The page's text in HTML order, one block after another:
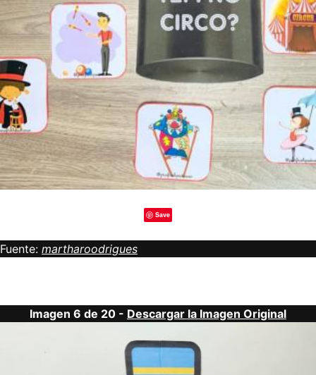
Save
Fuente: martharoodrigues
Imagen 6 de 20 - Descargar la Imagen Original